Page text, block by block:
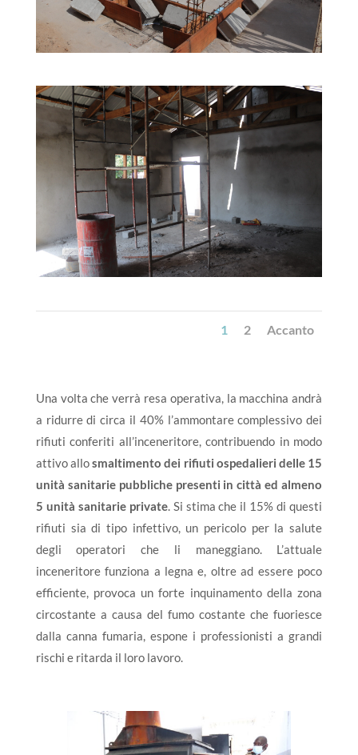
1 2 Accanto
Una volta che verrà resa operativa, la macchina andrà
a ridurredi circa il 40% l’ammontare complessivo dei
rifiuti conferiti all’inceneritore, contribuendo in modo
attivo allosmaltimento dei rifiuti ospedalieri delle 15
unità sanitarie pubbliche presenti in città ed almeno
5 unità sanitarie private.Si stima che il 15% di questi
rifiuti sia di tipo infettivo, un pericolo per la salute
degli operatori che li maneggiano. L’attuale
inceneritore funziona a legna e, oltre ad essere poco
efficiente, provoca un forte inquinamento della zona
circostante a causa del fumo costante che fuoriesce
dalla canna fumaria, espone i professionisti a grandi
rischi e ritarda il loro lavoro.